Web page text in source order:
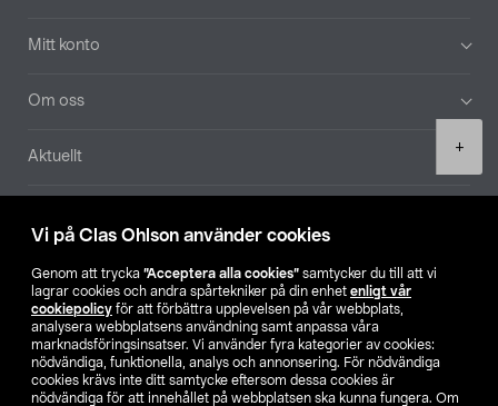
Vi på Clas Ohlson använder cookies
Genom att trycka ”Acceptera alla cookies” samtycker du till att vi
lagrar cookies och andra spårtekniker på din enhet enligt vår
cookiepolicy för att förbättra upplevelsen på vår webbplats,
analysera webbplatsens användning samt anpassa våra
marknadsföringsinsatser. Vi använder fyra kategorier av cookies:
nödvändiga, funktionella, analys och annonsering. För nödvändiga
cookies krävs inte ditt samtycke eftersom dessa cookies är
nödvändiga för att innehållet på webbplatsen ska kunna fungera. Om
+
Mitt konto
Om oss
Aktuellt
Hitta butik
SE NO FI